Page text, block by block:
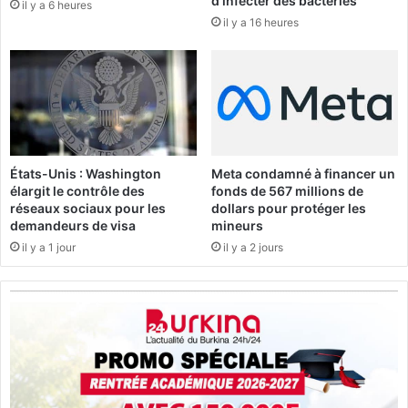
’
d
é
a
r
r
e
i
n
G
d
e
g
e
n
e
il y a 6 heures
il y a 16 heures
États-Unis : Washington
élargit le contrôle des
réseaux sociaux pour les
demandeurs de visa
il y a 1 jour
Meta condamné à financer un
fonds de 567 millions de
dollars pour protéger les
mineurs
il y a 2 jours